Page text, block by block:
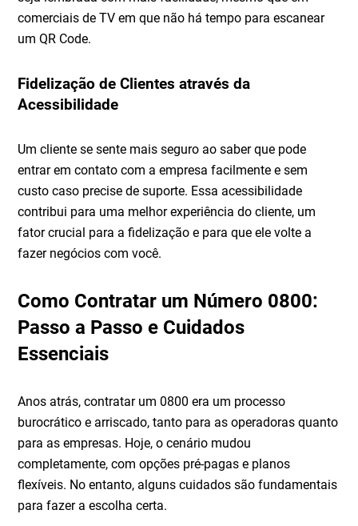
comerciais de TV em que não há tempo para escanear
um QR Code.
Fidelização de Clientes através da
Acessibilidade
Um cliente se sente mais seguro ao saber que pode
entrar em contato com a empresa facilmente e sem
custo caso precise de suporte. Essa acessibilidade
contribui para uma melhor experiência do cliente, um
fator crucial para a fidelização e para que ele volte a
fazer negócios com você.
Como Contratar um Número 0800:
Passo a Passo e Cuidados
Essenciais
Anos atrás, contratar um 0800 era um processo
burocrático e arriscado, tanto para as operadoras quanto
para as empresas. Hoje, o cenário mudou
completamente, com opções pré-pagas e planos
flexíveis. No entanto, alguns cuidados são fundamentais
para fazer a escolha certa.